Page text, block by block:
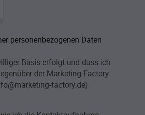
personenbezogenen Daten
Basis erfolgt und dass ich
der Marketing Factory
factory.de)